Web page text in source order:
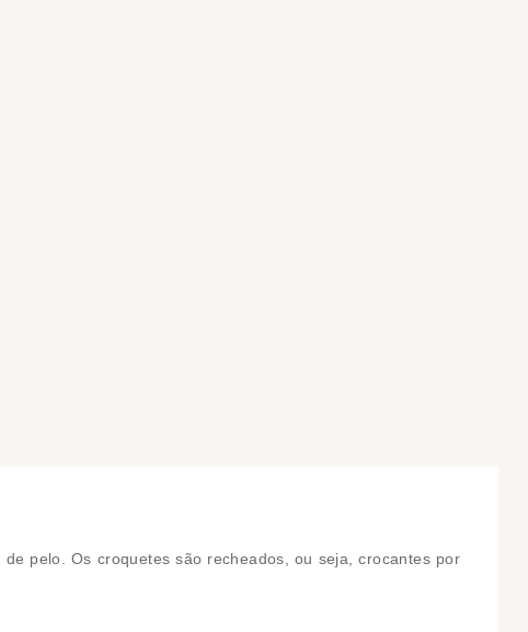
pelo. Os croquetes são recheados, ou seja, crocantes por